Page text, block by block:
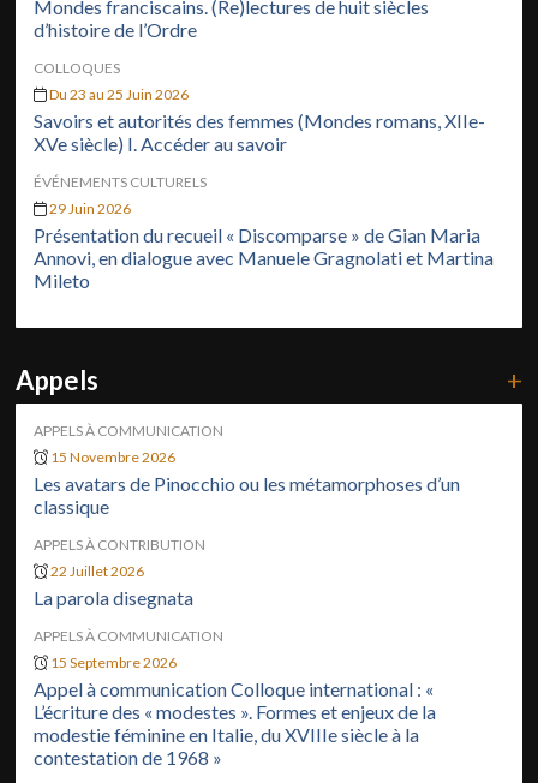
Mondes franciscains. (Re)lectures de huit siècles
d’histoire de l’Ordre
COLLOQUES
Du 23 au 25 Juin 2026
Savoirs et autorités des femmes (Mondes romans, XIIe-
XVe siècle) I. Accéder au savoir
ÉVÉNEMENTS CULTURELS
29 Juin 2026
Présentation du recueil « Discomparse » de Gian Maria
Annovi, en dialogue avec Manuele Gragnolati et Martina
Mileto
Appels +
APPELS À COMMUNICATION
15 Novembre 2026
Les avatars de Pinocchio ou les métamorphoses d’un
classique
APPELS À CONTRIBUTION
22 Juillet 2026
La parola disegnata
APPELS À COMMUNICATION
15 Septembre 2026
Appel à communication Colloque international : «
L’écriture des « modestes ». Formes et enjeux de la
modestie féminine en Italie, du XVIIIe siècle à la
contestation de 1968 »